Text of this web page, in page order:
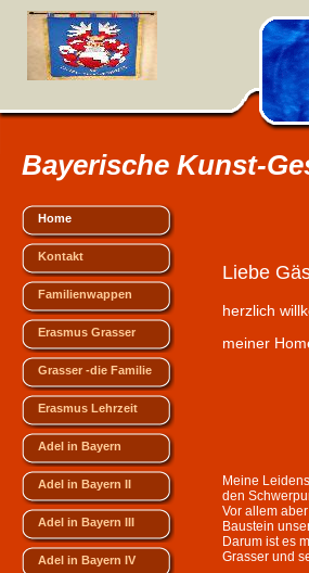
Bayerische Kunst-
Home
Kontakt
Familienwappen
Erasmus Grasser
Grasser -die Familie
Erasmus Lehrzeit
Adel in Bayern
Adel in Bayern II
Adel in Bayern III
Adel in Bayern IV
Liebe
herzlich
meiner
Meine
den
Vor allem
Baustein
Darum ist es
Grasser und